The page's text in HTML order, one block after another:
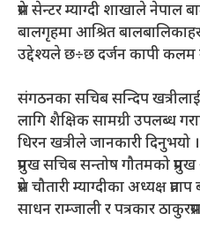
प्रेस सेन्टर म्याग्दी शाखाले नेपाल
बालगृहमा आश्रित
उद्देश्यले छ÷छ दर्जन कापी कलम
संगठनका सचिब सन्दिप
लागि शैक्षिक सामग्री उपलब्ध
धिरन खत्रीले जानकारी दिनुभयो
प्रमुख सचिब सन्तोष गौतमको
प्रेस चौतारी म्याग्दीका अध्यक्ष
साधन राम्जाली र पत्रकार